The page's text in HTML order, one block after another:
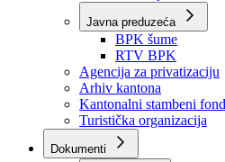
Direkcija za robne
Direkcija za ceste
Direkcija za
Javna preduzeća
BPK šume
RTV BPK
Agencija za privatizaciju
Arhiv kantona
Kantonalni stambeni fond